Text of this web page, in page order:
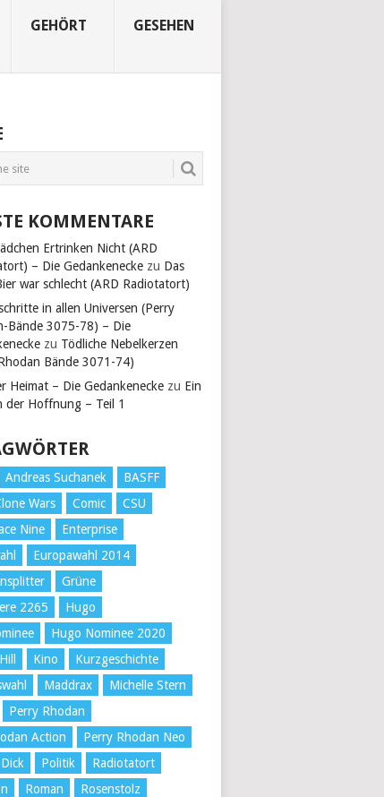
GEHÖRT GESEHEN
KOMMENTARE
Ertrinken Nicht (ARD
– Die Gedankenecke zu Das
war schlecht (ARD Radiotatort)
in allen Universen (Perry
Bände 3075-78) – Die
zu Tödliche Nebelkerzen
Bände 3071-74)
Heimat – Die Gedankenecke zu Ein
der Hoffnung – Teil 1
Andreas Suchanek
BASFF
Wars Comic
CSU
Nine
Enterprise
Europawahl 2014
Grüne
2265
Hugo
Hugo Nominee 2020
Kino
Kurzgeschichte
Maddrax
Michelle Stern
Perry Rhodan
Action
Perry Rhodan Neo
Politik
Radiotatort
Roman
Rosenstolz